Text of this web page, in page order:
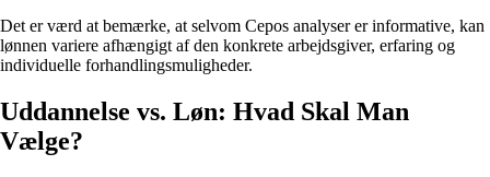
Det er værd at bemærke, at selvom Cepos analyser er informative, kan
lønnen variere afhængigt af den konkrete arbejdsgiver, erfaring og
individuelle forhandlingsmuligheder.
Uddannelse vs. Løn: Hvad Skal Man
Vælge?